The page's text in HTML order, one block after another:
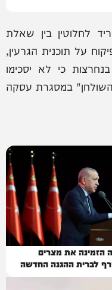
לחלוטין בין שאלת
על תוכנית הגרעין,
כי לא יסכימו
במסגרת עסקה
הזמינה את מצרים
לברית ההגנה החדשה